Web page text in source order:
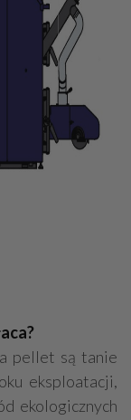
pellet są tanie
eksploatacji,
ekologicznych